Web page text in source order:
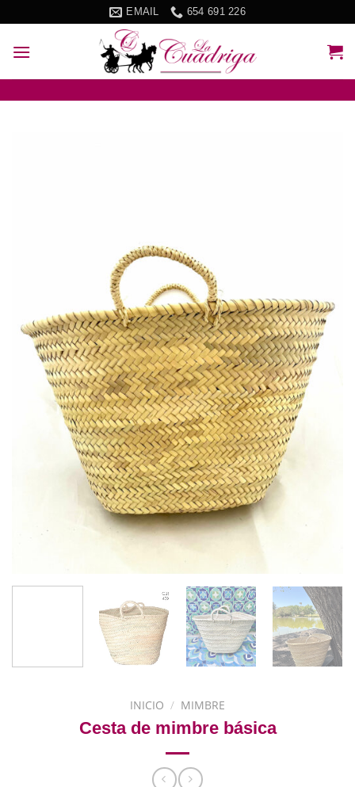
to
content
EMAIL 654 691 226
INICIO / MIMBRE
Cesta de mimbre básica